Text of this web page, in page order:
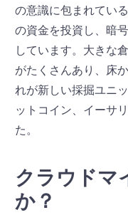
の意識に包まれてい
の資金を投資し、暗
しています。大きな
がたくさんあり、床
れが新しい採掘ユニ
ットコイン、イーサ
た。
クラウドマ
か？